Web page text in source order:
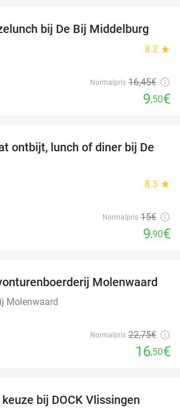
42%
bij De Bij Middelburg
8.2 star
Normalpris 16,45€
9,50€
34%
ontbijt, lunch of diner bij De
8.3 star
Normalpris 15€
9,90€
27%
Molenwaard
Molenwaard
Normalpris 22,75€
16,50€
bij DOCK Vlissingen